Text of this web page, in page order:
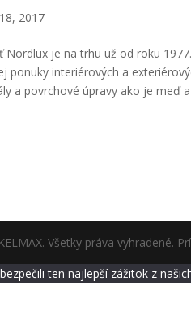
2017
Nordlux je na trhu už od roku
ponuky interiérových a
a povrchové úpravy ako je meď
Všetky práva vyhradené.
ten najlepší zážitok z